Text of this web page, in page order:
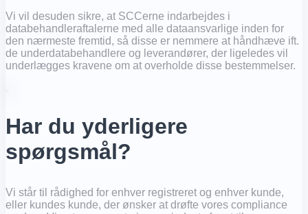
Vi vil desuden sikre, at SCCerne indarbejdes i
databehandleraftalerne med alle dataansvarlige inden for
den nærmeste fremtid, så disse er nemmere at håndhæve ift.
de underdatabehandlere og leverandører, der ligeledes vil
underlægges kravene om at overholde disse bestemmelser.
Har du yderligere
spørgsmål?
Vi står til rådighed for enhver registreret og enhver kunde,
eller kundes kunde, der ønsker at drøfte vores compliance